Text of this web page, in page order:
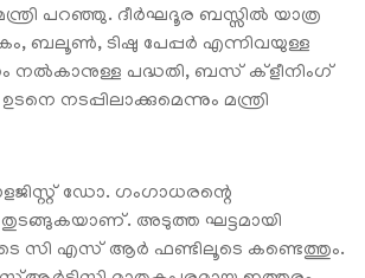
പറഞ്ഞു. ദീർഘദൂര ബസ്സിൽ യാത്ര
ബലൂൺ, ടിഷു പേപ്പർ എന്നിവയുള്ള
പദ്ധതി, ബസ് ക്‌ളീനിംഗ്
നടപ്പിലാക്കുമെന്നും മന്ത്രി
ഡോ. ഗംഗാധരന്റെ
അടുത്ത ഘട്ടമായി
സി എസ് ആർ ഫണ്ടിലൂടെ കണ്ടെത്തും.